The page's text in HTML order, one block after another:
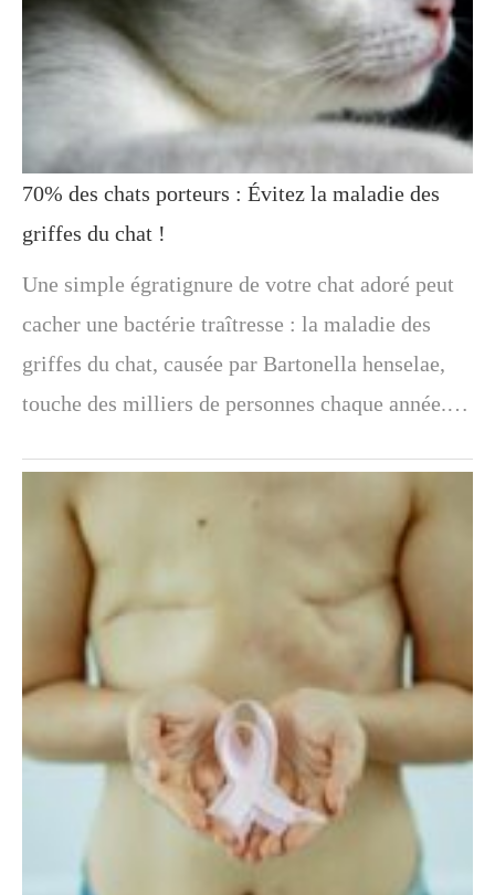
70% des chats porteurs : Évitez la maladie des
griffes du chat !
Une simple égratignure de votre chat adoré peut
cacher une bactérie traîtresse : la maladie des
griffes du chat, causée par Bartonella henselae,
touche des milliers de personnes chaque année.…